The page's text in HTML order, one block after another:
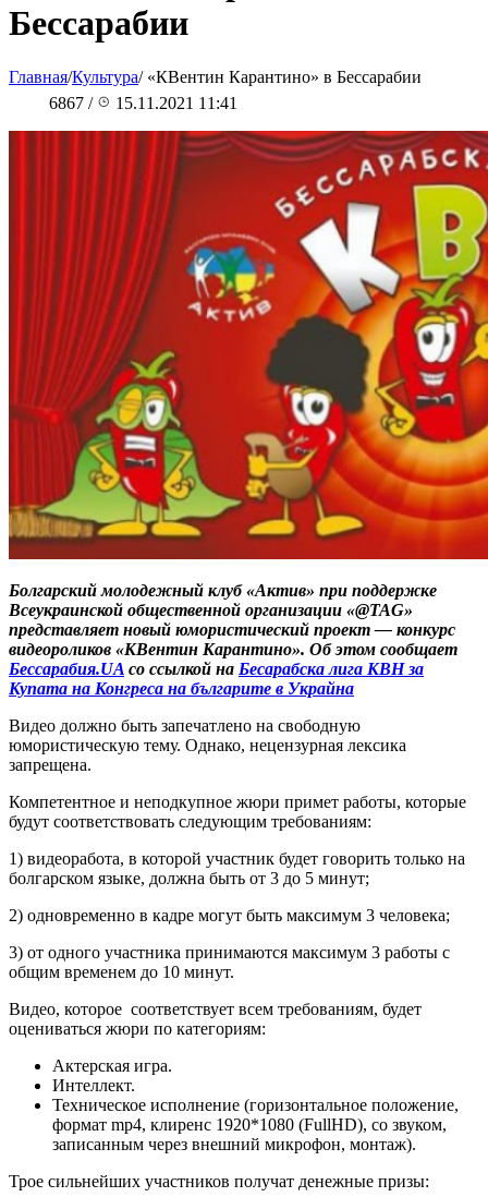
Бессарабии
Главная/Культура/«КВентин Карантино» в Бессарабии
6867 / 15.11.2021 11:41
Болгарский молодежный клуб «Актив» при поддержке
Всеукраинской общественной организации «@TAG»
представляет новый юмористический проект — конкурс
видеороликов «КВентин Карантино». Об этом сообщает
Бессарабия.UA со ссылкой на Бесарабска лига КВН за
Купата на Конгреса на българите в Украйна
Видео должно быть запечатлено на свободную
юмористическую тему. Однако, нецензурная лексика
запрещена.
Компетентное и неподкупное жюри примет работы, которые
будут соответствовать следующим требованиям:
1) видеоработа, в которой участник будет говорить только на
болгарском языке, должна быть от 3 до 5 минут;
2) одновременно в кадре могут быть максимум 3 человека;
3) от одного участника принимаются максимум 3 работы с
общим временем до 10 минут.
Видео, которое соответствует всем требованиям, будет
оцениваться жюри по категориям:
Актерская игра.
Интеллект.
Техническое исполнение (горизонтальное положение,
формат mp4, клиренс 1920*1080 (FullHD), со звуком,
записанным через внешний микрофон, монтаж).
Трое сильнейших участников получат денежные призы: